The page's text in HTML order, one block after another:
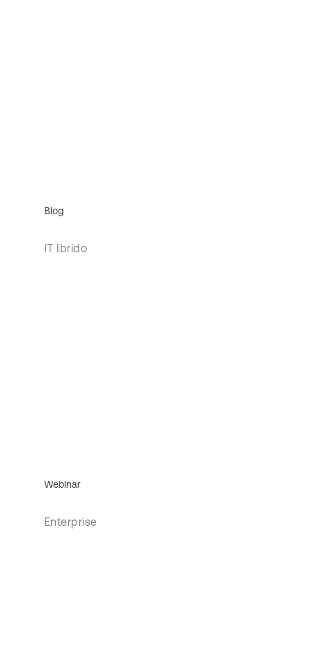
Blog
IT Ibrido
Webinar
Enterprise